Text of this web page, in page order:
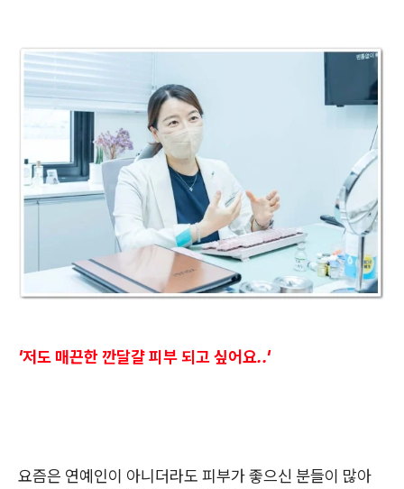
'저도 매끈한 깐달걀 피부 되고 싶어요..'
요즘은 연예인이 아니더라도 피부가 좋으신 분들이 많아